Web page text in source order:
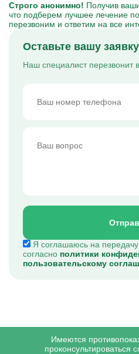
Строго анонимно! Получив
что подберем лучшее лечение
перезвоним и ответим на все
Оставьте вашу заявку
Наш специалист
Я соглашаюсь на
согласно политики
пользовательскому
Имеются
проконсультироваться